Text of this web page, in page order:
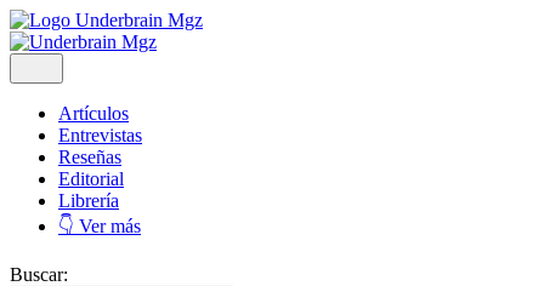
Artículos
Entrevistas
Reseñas
Editorial
Librería
👇 Ver más
Buscar: